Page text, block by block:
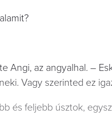
Angi, az angyalhal. –
Vagy szerinted ez
és feljebb úsztok,